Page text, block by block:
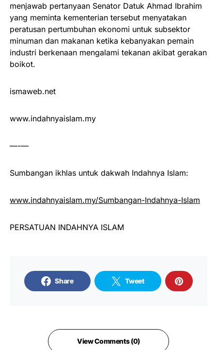
menjawab pertanyaan Senator Datuk Ahmad Ibrahim
yang meminta kementerian tersebut menyatakan
peratusan pertumbuhan ekonomi untuk subsektor
minuman dan makanan ketika kebanyakan pemain
industri berkenaan mengalami tekanan akibat gerakan
boikot.
ismaweb.net
www.indahnyaislam.my
—-—
Sumbangan ikhlas untuk dakwah Indahnya Islam:
www.indahnyaislam.my/Sumbangan-Indahnya-Islam
PERSATUAN INDAHNYA ISLAM
Share Tweet
View Comments (0)